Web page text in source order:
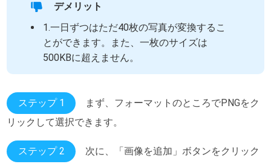
デメリット
1.一日ずつはただ40枚の写真が変換するこ
とができます。また、一枚のサイズは
500KBに超えません。
ステップ 1
まず、フォーマットのところでPNGをク
リックして選択できます。
ステップ 2
次に、「画像を追加」ボタンをクリック